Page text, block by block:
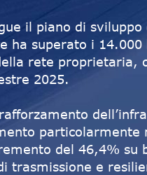
il piano di
ha superato i
rete proprietaria,
2025.
del 46,4%
trasmissione e